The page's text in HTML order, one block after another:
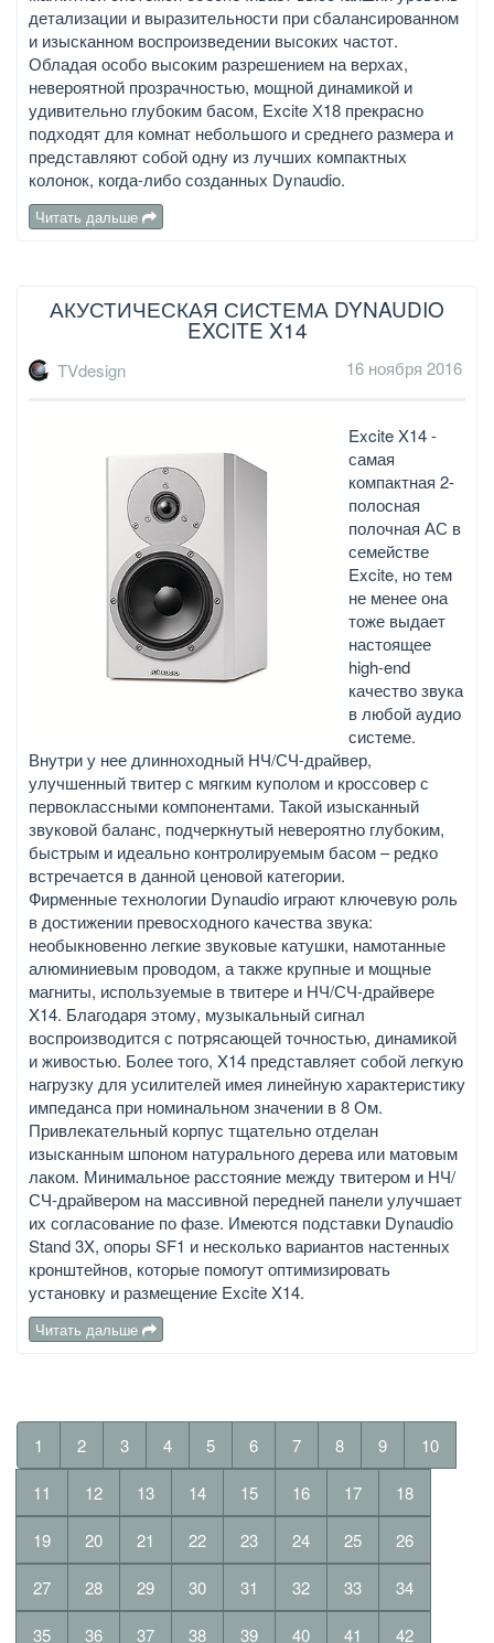
детализации и выразительности при сбалансированном
и изысканном воспроизведении высоких частот.
Обладая особо высоким разрешением на верхах,
невероятной прозрачностью, мощной динамикой и
удивительно глубоким басом, Excite Х18 прекрасно
подходят для комнат небольшого и среднего размера и
представляют собой одну из лучших компактных
колонок, когда-либо созданных Dynaudio.
Читать дальше
АКУСТИЧЕСКАЯ СИСТЕМА DYNAUDIO
EXCITE X14
TVdesign 16 ноября 2016
Excite X14 -
самая
компактная 2-
полосная
полочная АС в
семействе
Excite, но тем
не менее она
тоже выдает
настоящее
high-end
качество звука
в любой аудио
системе.
Внутри у нее длинноходный НЧ/СЧ-драйвер,
улучшенный твитер с мягким куполом и кроссовер с
первоклассными компонентами. Такой изысканный
звуковой баланс, подчеркнутый невероятно глубоким,
быстрым и идеально контролируемым басом – редко
встречается в данной ценовой категории.
Фирменные технологии Dynaudio играют ключевую роль
в достижении превосходного качества звука:
необыкновенно легкие звуковые катушки, намотанные
алюминиевым проводом, а также крупные и мощные
магниты, используемые в твитере и НЧ/СЧ-драйвере
X14. Благодаря этому, музыкальный сигнал
воспроизводится с потрясающей точностью, динамикой
и живостью. Более того, X14 представляет собой легкую
нагрузку для усилителей имея линейную характеристику
импеданса при номинальном значении в 8 Ом.
Привлекательный корпус тщательно отделан
изысканным шпоном натурального дерева или матовым
лаком. Минимальное расстояние между твитером и НЧ/
СЧ-драйвером на массивной передней панели улучшает
их согласование по фазе. Имеются подставки Dynaudio
Stand 3X, опоры SF1 и несколько вариантов настенных
кронштейнов, которые помогут оптимизировать
установку и размещение Excite X14.
Читать дальше
1 2 3 4 5 6 7 8 9 10
11 12 13 14 15 16 17 18
19 20 21 22 23 24 25 26
27 28 29 30 31 32 33 34
35 36 37 38 39 40 41 42